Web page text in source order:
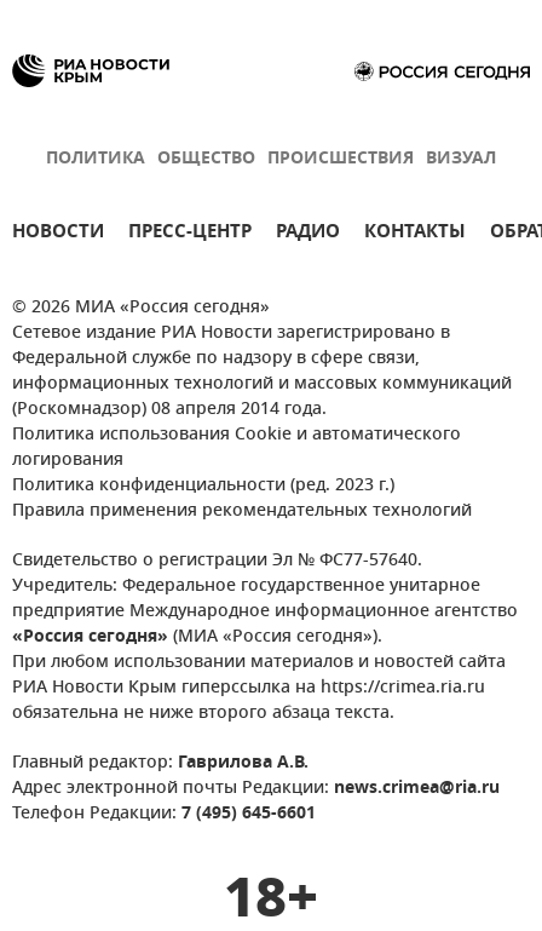
ПОЛИТИКА ОБЩЕСТВО ПРОИСШЕСТВИЯ ВИЗУАЛ
НОВОСТИ ПРЕСС-ЦЕНТР РАДИО КОНТАКТЫ
© 2026 МИА «Россия сегодня»
Сетевое издание РИА Новости зарегистрировано в
Федеральной службе по надзору в сфере связи,
информационных технологий и массовых коммуникаций
(Роскомнадзор) 08 апреля 2014 года.
Политика использования Cookie и автоматического
логирования
Политика конфиденциальности (ред. 2023 г.)
Правила применения рекомендательных технологий
Свидетельство о регистрации Эл № ФС77-57640.
Учредитель: Федеральное государственное унитарное
предприятие Международное информационное агентство
«Россия сегодня» (МИА «Россия сегодня»).
При любом использовании материалов и новостей сайта
РИА Новости Крым гиперссылка на https://crimea.ria.ru
обязательна не ниже второго абзаца текста.
Главный редактор: Гаврилова А.В.
Адрес электронной почты Редакции: news.crimea@ria.ru
Телефон Редакции: 7 (495) 645-6601
18+